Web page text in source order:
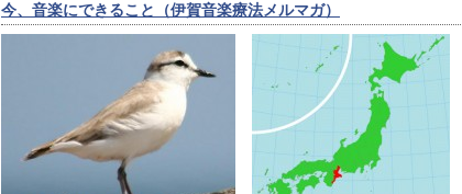
今、音楽にできること（伊賀音楽療法メルマガ）